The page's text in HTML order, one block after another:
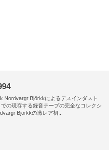
Nordvargr Björkkによるデスインダスト
の現存する録音テープの完全なコレクシ
Björkkの激レア初...